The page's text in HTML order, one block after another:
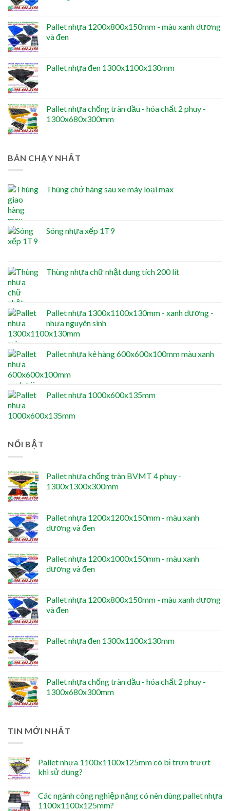
Pallet nhựa 1200x800x150mm - màu xanh dương
và đen
Pallet nhựa đen 1300x1100x130mm
Pallet nhựa chống tràn dầu - hóa chất 2 phuy -
1300x680x300mm
BÁN CHẠY NHẤT
Thùng chở hàng sau xe máy loại max
Sóng nhựa xếp 1T9
Thùng nhựa chữ nhật dung tích 200 lít
Pallet nhựa 1300x1100x130mm - xanh dương -
nhựa nguyên sinh
Pallet nhựa kê hàng 600x600x100mm màu xanh
Pallet nhựa 1000x600x135mm
NỔI BẬT
Pallet nhựa chống tràn BVMT 4 phuy -
1300x1300x300mm
Pallet nhựa 1200x1200x150mm - màu xanh
dương và đen
Pallet nhựa 1200x1000x150mm - màu xanh
dương và đen
Pallet nhựa 1200x800x150mm - màu xanh dương
và đen
Pallet nhựa đen 1300x1100x130mm
Pallet nhựa chống tràn dầu - hóa chất 2 phuy -
1300x680x300mm
TIN MỚI NHẤT
Pallet nhựa 1100x1100x125mm có bị trơn trượt
khi sử dụng?
Các ngành công nghiệp nặng có nên dùng pallet nhựa
1100x1100x125mm?